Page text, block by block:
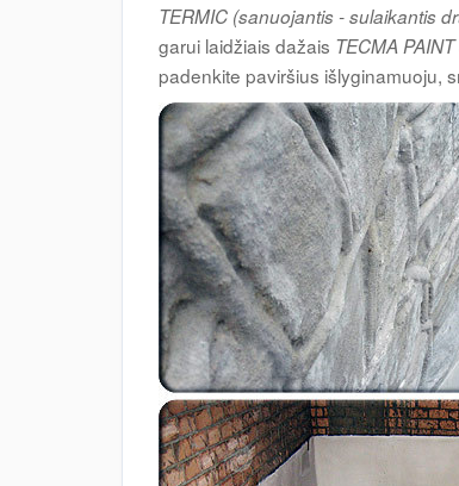
TERMIC (sanuojantis - sulaikantis
garui laidžiais dažais TECMA PAINT
padenkite paviršius išlyginamuoju,